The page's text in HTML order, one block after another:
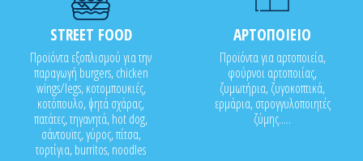
STREET FOOD
Προϊόντα εξοπλισμού για την
παραγωγή burgers, chicken
wings/legs, κοτομπουκιές,
κοτόπουλο, ψητά σχάρας,
πατάτες, τηγανητά, hot dog,
σάντουϊτς, γύρος, πίτσα,
τορτίγια, burritos, noodles
ΑΡΤΟΠΟΙΕΙΟ
Προϊόντα για αρτοποιεία,
φούρνοι αρτοποιίας,
ζυμωτήρια, ζυγοκοπτικά,
ερμάρια, στρογγυλοποιητές
ζύμης.....